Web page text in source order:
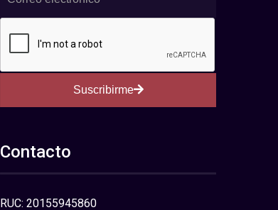
Suscribirme
Contacto
RUC: 20155945860